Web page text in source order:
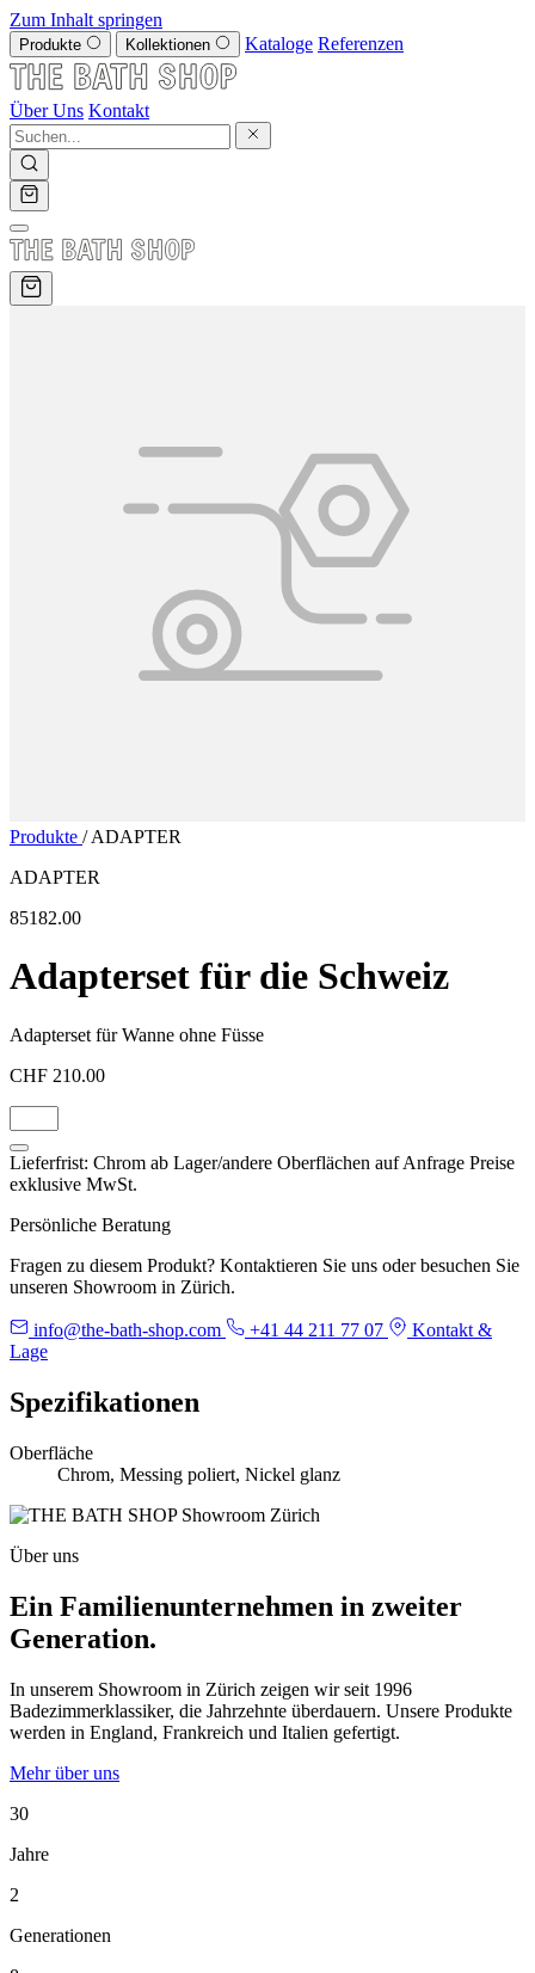
Zum Inhalt springen
Produkte Kollektionen Kataloge Referenzen
Über Uns Kontakt
Produkte / ADAPTER
ADAPTER
85182.00
Adapterset für die Schweiz
Adapterset für Wanne ohne Füsse
CHF 210.00
Lieferfrist: Chrom ab Lager/andere Oberflächen auf Anfrage Preise
exklusive MwSt.
Persönliche Beratung
Fragen zu diesem Produkt? Kontaktieren Sie uns oder besuchen Sie
unseren Showroom in Zürich.
info@the-bath-shop.com +41 44 211 77 07
Kontakt &
Lage
Spezifikationen
Oberfläche
Chrom, Messing poliert, Nickel glanz
Über uns
Ein Familienunternehmen in zweiter
Generation.
In unserem Showroom in Zürich zeigen wir seit 1996
Badezimmerklassiker, die Jahrzehnte überdauern. Unsere Produkte
werden in England, Frankreich und Italien gefertigt.
Mehr über uns
30
Jahre
2
Generationen